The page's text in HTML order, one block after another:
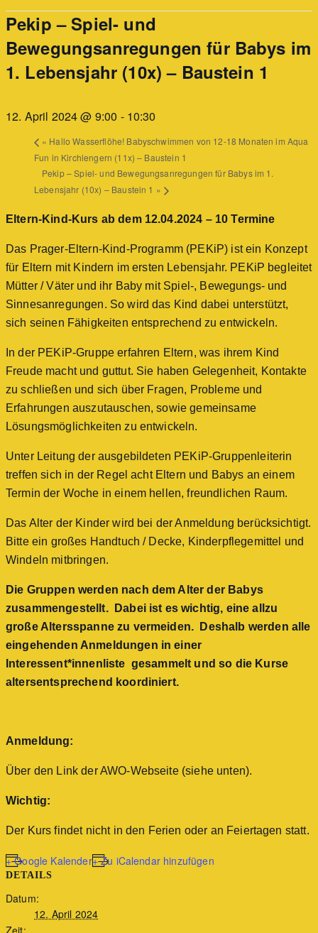
Pekip – Spiel- und
Bewegungsanregungen für Babys im
1. Lebensjahr (10x) – Baustein 1
12. April 2024 @ 9:00 - 10:30
« Hallo Wasserflöhe! Babyschwimmen von 12-18 Monaten im Aqua
Fun in Kirchlengern (11x) – Baustein 1
Pekip – Spiel- und Bewegungsanregungen für Babys im 1.
Lebensjahr (10x) – Baustein 1 »
Eltern-Kind-Kurs ab dem 12.04.2024 – 10 Termine
Das Prager-Eltern-Kind-Programm (PEKiP) ist ein Konzept
für Eltern mit Kindern im ersten Lebensjahr. PEKiP begleitet
Mütter / Väter und ihr Baby mit Spiel-, Bewegungs- und
Sinnesanregungen. So wird das Kind dabei unterstützt,
sich seinen Fähigkeiten entsprechend zu entwickeln.
In der PEKiP-Gruppe erfahren Eltern, was ihrem Kind
Freude macht und guttut. Sie haben Gelegenheit, Kontakte
zu schließen und sich über Fragen, Probleme und
Erfahrungen auszutauschen, sowie gemeinsame
Lösungsmöglichkeiten zu entwickeln.
Unter Leitung der ausgebildeten PEKiP-Gruppenleiterin
treffen sich in der Regel acht Eltern und Babys an einem
Termin der Woche in einem hellen, freundlichen Raum.
Das Alter der Kinder wird bei der Anmeldung berücksichtigt.
Bitte ein großes Handtuch / Decke, Kinderpflegemittel und
Windeln mitbringen.
Die Gruppen werden nach dem Alter der Babys
zusammengestellt. Dabei ist es wichtig, eine allzu
große Altersspanne zu vermeiden. Deshalb werden alle
eingehenden Anmeldungen in einer
Interessent*innenliste gesammelt und so die Kurse
altersentsprechend koordiniert.
Anmeldung:
Über den Link der AWO-Webseite (siehe unten).
Wichtig:
Der Kurs findet nicht in den Ferien oder an Feiertagen statt.
+ Google Kalender+ Zu iCalendar hinzufügen
DETAILS
Datum:
12. April 2024